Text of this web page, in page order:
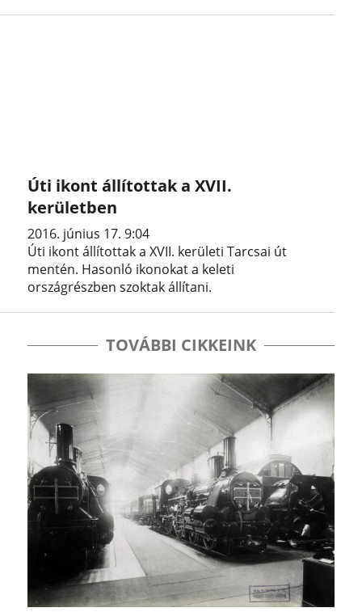
Úti ikont állítottak a XVII.
kerületben
2016. június 17. 9:04
Úti ikont állítottak a XVII. kerületi Tarcsai út
mentén. Hasonló ikonokat a keleti
országrészben szoktak állítani.
TOVÁBBI CIKKEINK